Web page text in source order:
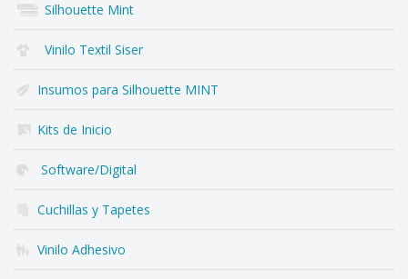
Silhouette Mint
Vinilo Textil Siser
Insumos para Silhouette MINT
Kits de Inicio
Software/Digital
Cuchillas y Tapetes
Vinilo Adhesivo